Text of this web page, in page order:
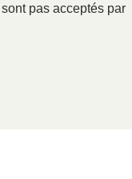
pas acceptés par